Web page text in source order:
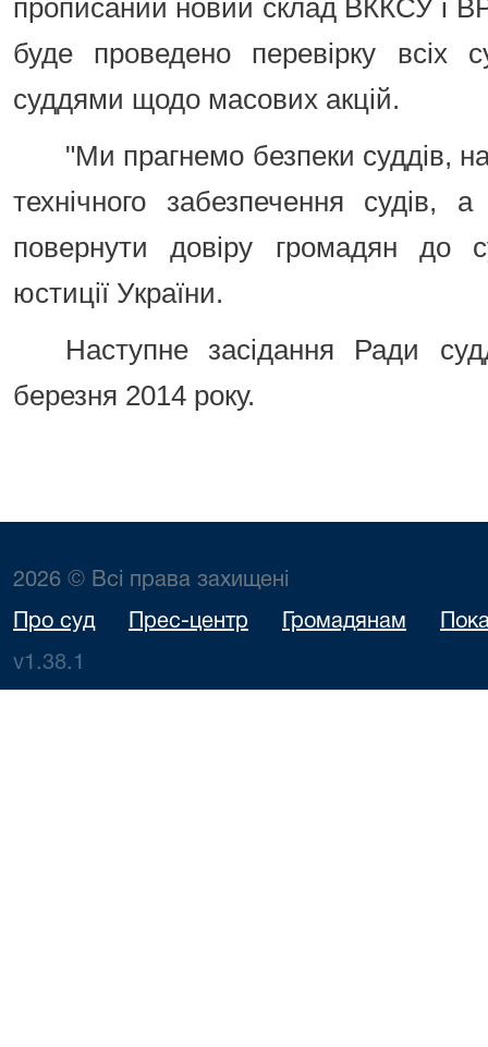
прописаний новий склад ВККСУ і
буде проведено перевірку всіх
суддями щодо масових акцій.
"Ми прагнемо безпеки суддів,
технічного забезпечення
повернути довіру громадян до
юстиції України.
Наступне засідання Ради
березня 2014 року.
2026 © Всі права захищені
Про суд Прес-центр Громадянам
v1.38.1